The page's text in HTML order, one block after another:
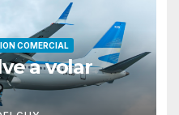
COMERCIAL
a volar